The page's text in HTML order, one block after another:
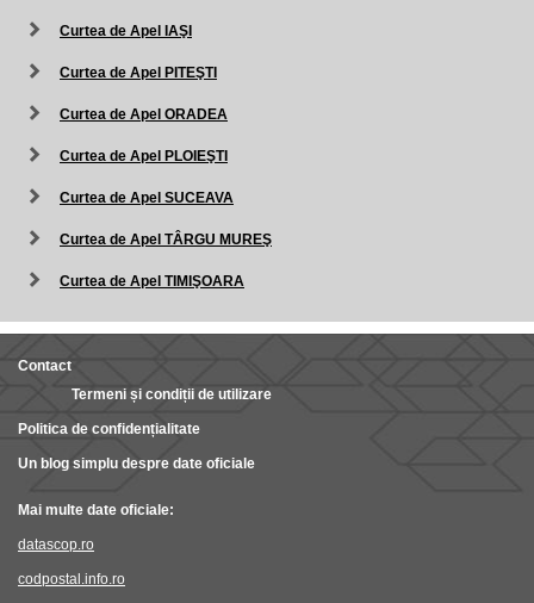
Curtea de Apel IAŞI
Curtea de Apel PITEŞTI
Curtea de Apel ORADEA
Curtea de Apel PLOIEŞTI
Curtea de Apel SUCEAVA
Curtea de Apel TÂRGU MUREŞ
Curtea de Apel TIMIŞOARA
Contact
Termeni și condiții de utilizare
Politica de confidențialitate
Un blog simplu despre date oficiale
Mai multe date oficiale:
datascop.ro
codpostal.info.ro